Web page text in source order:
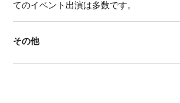
てのイベント出演は多数です。
その他